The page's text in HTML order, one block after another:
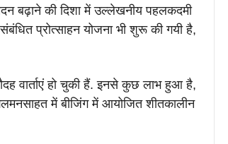
बढ़ाने की दिशा में उल्लेखनीय पहलकदमी
प्रोत्साहन योजना भी शुरू की गयी है,
वार्ताएं हो चुकी हैं. इनसे कुछ लाभ हुआ है,
में बीजिंग में आयोजित शीतकालीन